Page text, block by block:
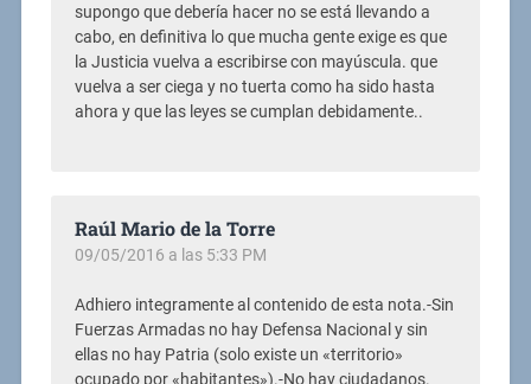
supongo que debería hacer no se está llevando a
cabo, en definitiva lo que mucha gente exige es que
la Justicia vuelva a escribirse con mayúscula. que
vuelva a ser ciega y no tuerta como ha sido hasta
ahora y que las leyes se cumplan debidamente..
Raúl Mario de la Torre
09/05/2016 a las 5:33 PM
Adhiero integramente al contenido de esta nota.-Sin
Fuerzas Armadas no hay Defensa Nacional y sin
ellas no hay Patria (solo existe un «territorio»